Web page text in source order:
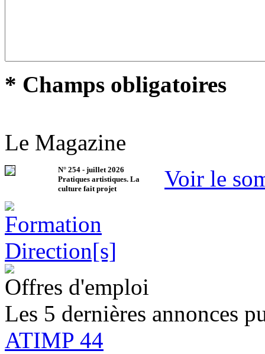
* Champs obligatoires
Le Magazine
N° 254 - juillet 2026
Pratiques artistiques. La
culture fait projet
Voir le
Offres d'emploi
Les 5 dernières annonces
ATIMP 44